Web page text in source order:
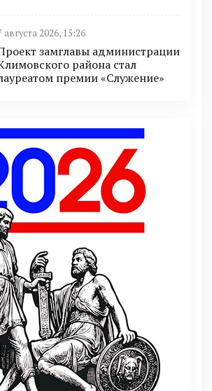
августа 2026, 15:26
замглавы администрации
района стал
премии «Служение»